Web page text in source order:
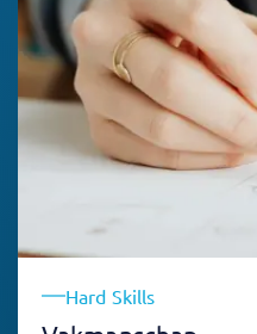
Hard Skills